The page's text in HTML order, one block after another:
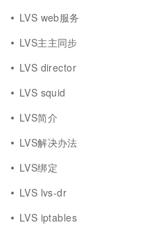
LVS web服务
LVS主主同步
LVS director
LVS squid
LVS简介
LVS解决办法
LVS绑定
LVS lvs-dr
LVS iptables